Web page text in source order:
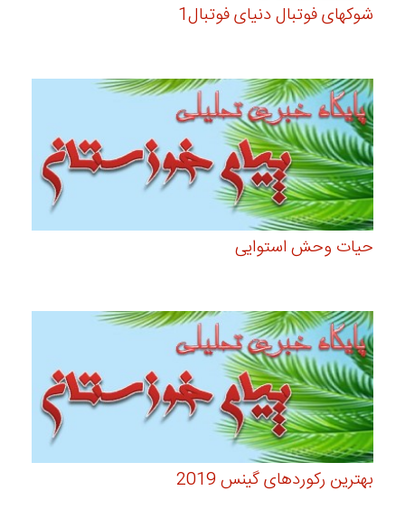
شوکهای فوتبال دنیای فوتبال1
حیات وحش استوایی
بهترین رکوردهای گینس 2019